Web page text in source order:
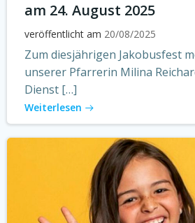
am 24. August 2025
veröffentlicht am 20/08/2025
Zum diesjährigen Jakobusfest
unserer Pfarrerin Milina
Dienst […]
Weiterlesen